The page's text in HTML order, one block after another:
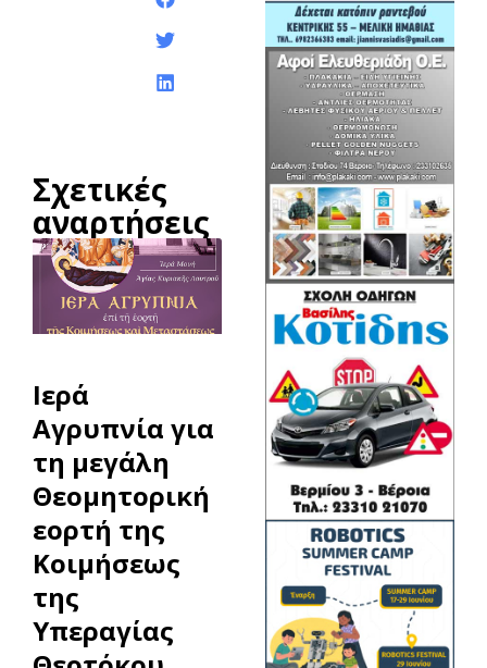
Σχετικές
αναρτήσεις
Ιερά
Αγρυπνία για
τη μεγάλη
Θεομητορική
εορτή της
Κοιμήσεως
της
Υπεραγίας